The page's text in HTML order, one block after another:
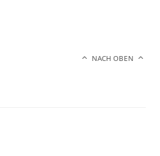
NACH OBEN